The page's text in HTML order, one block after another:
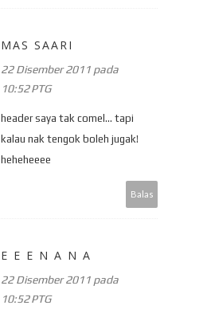
MAS SAARI
22 Disember 2011 pada
10:52 PTG
header saya tak comel... tapi
kalau nak tengok boleh jugak!
heheheeee
Balas
E E E N A N A
22 Disember 2011 pada
10:52 PTG